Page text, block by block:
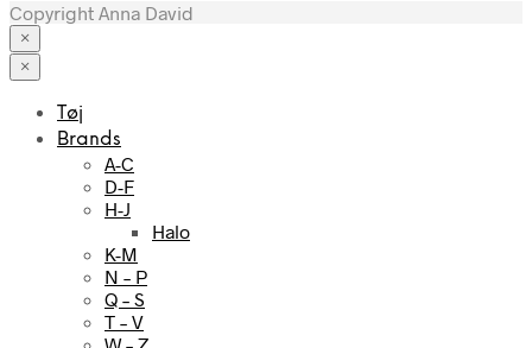
Copyright Anna David
×
×
Tøj
Brands
A-C
D-F
H-J
Halo
K-M
N – P
Q – S
T – V